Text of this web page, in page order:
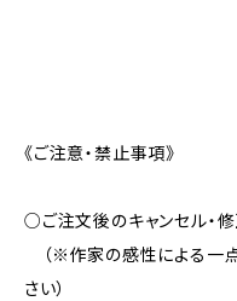
《ご注意・禁止事項》
○ご注文後のキャンセル・修
（※作家の感性による一
さい）